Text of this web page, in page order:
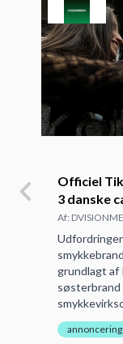
Officiel
3 danske
platform
Af:
grundlagt af
søsterbrand
etablerede i
med Izabel
annoncering